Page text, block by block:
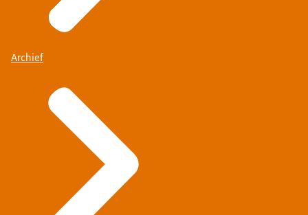
Archief